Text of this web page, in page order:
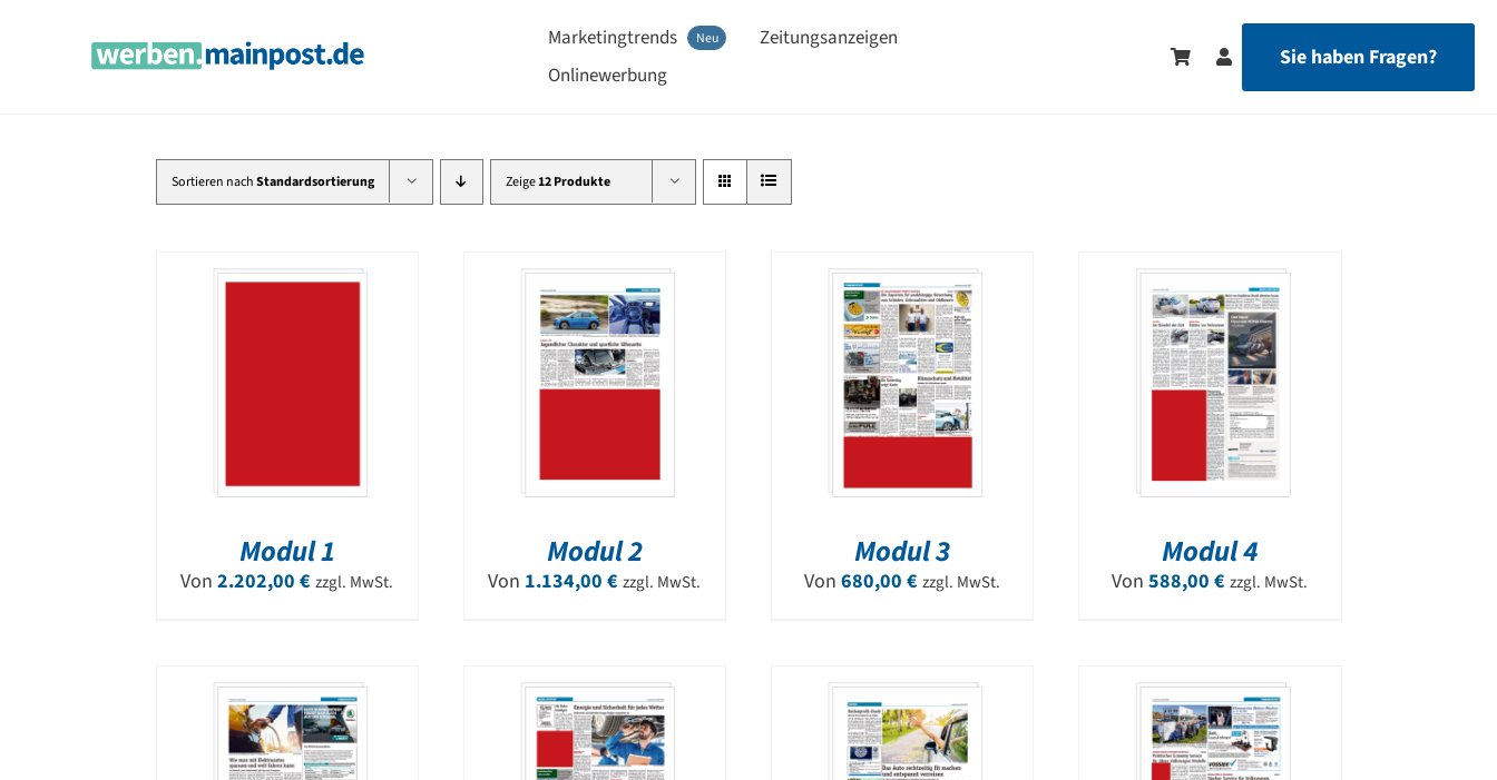
Marketingtrends Neu
Zeitungsanzeigen
Onlinewerbung
Sie haben Fragen?
Sortieren nachStandardsortierung Zeige12 Produkte
Modul 1
Von 2.202,00€ zzgl. MwSt.
Modul 2
Von 1.134,00€ zzgl. MwSt.
Modul 3
Von 680,00€ zzgl. MwSt.
Modul 4
Von 588,00€ zzgl. MwSt.